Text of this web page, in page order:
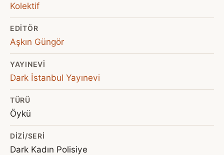
Kolektif
EDITÖR
Aşkın Güngör
YAYINEVI
Dark İstanbul Yayınevi
TÜRÜ
Öykü
DIZI/SERI
Dark Kadın Polisiye